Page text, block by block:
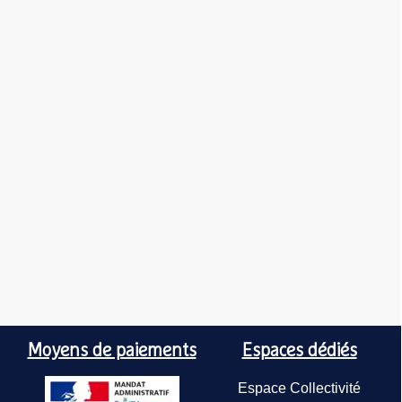
Moyens de paiements Espaces dédiés
Espace Collectivité